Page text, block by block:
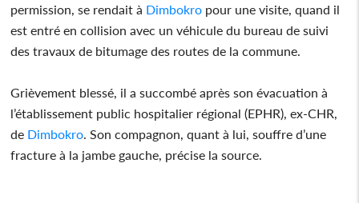
permission, se rendait à Dimbokro pour une visite, quand il
est entré en collision avec un véhicule du bureau de suivi
des travaux de bitumage des routes de la commune.
Grièvement blessé, il a succombé après son évacuation à
l’établissement public hospitalier régional (EPHR), ex-CHR,
de Dimbokro . Son compagnon, quant à lui, souffre d’une
fracture à la jambe gauche, précise la source.